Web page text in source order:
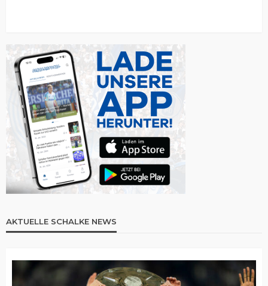
AKTUELLE SCHALKE NEWS